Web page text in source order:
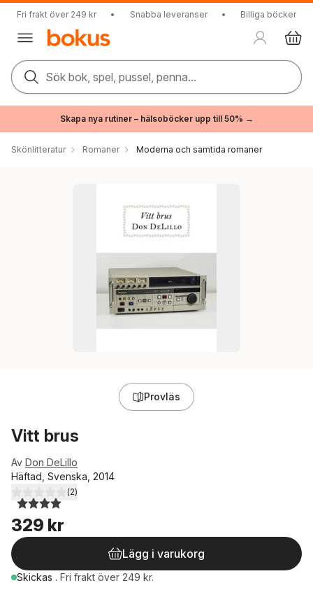
Fri frakt över 249 kr • Snabba leveranser • Billiga böcker
Sök bok, spel, pussel, penna...
Skapa nya rutiner – hälsoböcker upp till 50% →
Skönlitteratur Romaner Moderna och samtida romaner
Provläs
Vitt brus
Av Don DeLillo
Häftad, Svenska, 2014
4,0utav 5 stjärnor. Totalt antal röster:
(2)
329 kr
Lägg i varukorg
Skickas . Fri frakt över 249 kr.